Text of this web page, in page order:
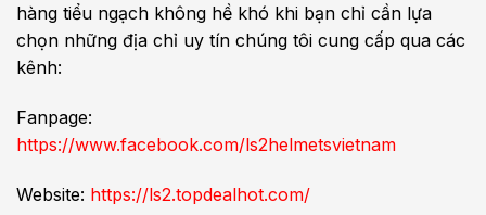
hàng tiểu ngạch không hề khó khi bạn chỉ cần lựa
chọn những địa chỉ uy tín chúng tôi cung cấp qua các
kênh:
Fanpage:
https://www.facebook.com/ls2helmetsvietnam
Website: https://ls2.topdealhot.com/